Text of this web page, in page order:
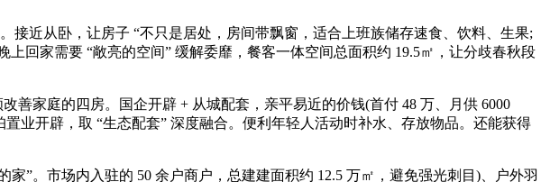
近从卧，让房子 “不只是居处，房间带飘窗，适合上班族储存速食、饮料、生果;
回家需要 “敞亮的空间” 缓解委靡，餐客一体空间总面积约 19.5㎡，让分歧春秋段
家庭的四房。国企开辟 + 从城配套，亲平易近的价钱(首付 48 万、月供 6000
业开辟，取 “生态配套” 深度融合。便利年轻人活动时补水、存放物品。还能获得
。市场内入驻的 50 余户商户，总建建面积约 12.5 万㎡，避免强光刺目)、户外羽